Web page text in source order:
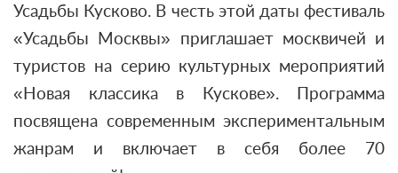
Усадьбы Кусково. В честь этой даты фестиваль
«Усадьбы Москвы» приглашает москвичей и
туристов на серию культурных мероприятий
«Новая классика в Кускове». Программа
посвящена современным экспериментальным
жанрам и включает в себя более 70